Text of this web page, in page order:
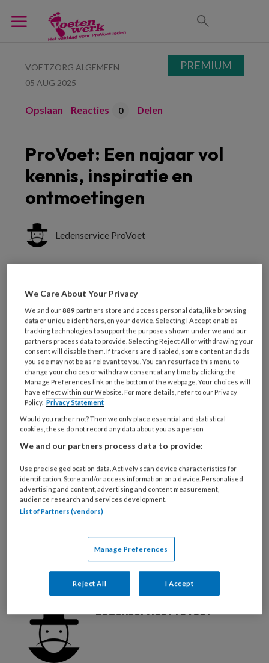
VOETZORG ALGEMEEN
05 AUG 2025
Opslaan Reacties 0 Delen
ProVoet: Een najaar vol
kennis, inspiratie en
ontmoetingen
Ledenservice ProVoet
in het teken van elkaar ontmoeten,
leren én het opdoen van vakkennis. Er
staan mooie activiteiten op het
programma waar jij als pedicure of
medisch pedicure zeker bij wilt zijn.
PREMIUM
Bekijk de mogelijkheden
Al abonnee?
PREMIUM
Reageer op dit artikel Deel dit artikel
Ledenservice ProVoet
We Care About Your Privacy
We and our889 partners store and access personal data, like browsing
data or unique identifiers, on your device. Selecting I Accept enables
tracking technologies to support the purposes shown under we and our
partners process data to provide. Selecting Reject All or withdrawing your
consent will disable them. If trackers are disabled, some content and ads
you see may not be as relevant to you. You can resurface this menu to
change your choices or withdraw consent at any time by clicking the
Manage Preferences link on the bottom of the webpage. Your choices will
have effect within our Website. For more details, refer to our Privacy
Policy. Privacy Statement
Would you rather not? Then we only place essential and statistical
cookies, these do not record any data about you as a person
We and our partners process data to provide:
Use precise geolocation data. Actively scan device characteristics for
identification. Store and/or access information on a device. Personalised
advertising and content, advertising and content measurement,
audience research and services development.
List of Partners (vendors)
Manage Preferences
Reject All I Accept